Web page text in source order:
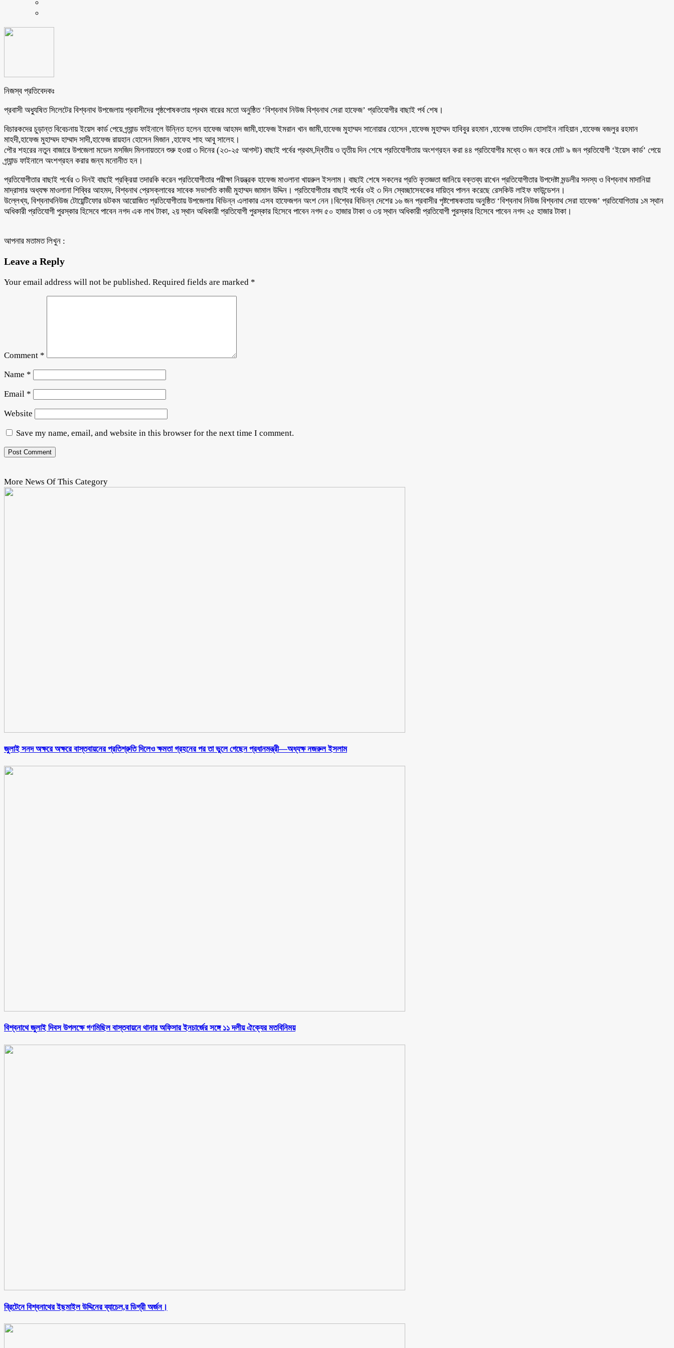
নিজস্ব প্রতিবেদকঃ
প্রবাসী অধ্যুষিত সিলেটের বিশ্বনাথ উপজেলায় প্রবাসীদের পৃষ্ঠপোষকতায় প্রথম বারের মতো অনুষ্ঠিত ‘বিশ্বনাথ নিউজ বিশ্বনাথ সেরা হাফেজ’ প্রতিযোগীর বাছাই পর্ব শেষ।
বিচারকদের চুড়ান্ত বিবেচনায় ইয়েস কার্ড পেয়ে গ্র্যান্ড ফাইনালে উন্নিত হলেন হাফেজ আহমদ জামী,হাফেজ ইমরান খান জামী,হাফেজ মুহাম্মদ সানোয়ার হোসেন ,হাফেজ মুহাম্মদ হাবিবুর রহমান ,হাফেজ তাহমিদ হোসাইন নাহিয়ান ,হাফেজ বজলুর রহমান
মাহদী,হাফেজ মুহাম্মদ হাম্মাদ সাদী,হাফেজ রায়হান হোসেন মিজান ,হাফেহ শাহ আবু সালেহ।
পৌর শহরের নতুন বাজারে উপজেলা মডেল মসজিদ মিলনায়তনে শুরু হওয়া ৩ দিনের (২৩-২৫ আগস্ট) বাছাই পর্বের প্রথম,দ্বিতীয় ও তৃতীয় দিন শেষে প্রতিযোগীতায় অংশগ্রহন করা ৪৪ প্রতিযোগীর মধ্যে ৩ জন করে মোট ৯ জন প্রতিযোগী ‘ইয়েস কার্ড’ পেয়ে
গ্র্যান্ড ফাইনালে অংশগ্রহন করার জন্য মনোনীত হন।
প্রতিযোগীতার বাছাই পর্বের ৩ দিনই বাছাই প্রক্রিয়া তদারকি করেন প্রতিযোগীতার পরীক্ষা নিয়ন্ত্রক হাফেজ মাওলানা খায়রুল ইসলাম। বাছাই শেষে সকলের প্রতি কৃতজ্ঞতা জানিয়ে বক্তব্য রাখেন প্রতিযোগীতার উপদেষ্টা মন্ডলীর সদস্য ও বিশ্বনাথ মাদানিয়া
মাদ্রাসার অধ্যক্ষ মাওলানা শিব্বির আহমদ, বিশ্বনাথ প্রেসক্লাবের সাবেক সভাপতি কাজী মুহাম্মদ জামাল উদ্দিন। প্রতিযোগীতার বাছাই পর্বের ওই ৩ দিন স্বেচ্ছাসেবকের দায়িত্ব পালন করেছে রেসকিউ লাইফ ফাউন্ডেশন।
উল্লেখ্য, বিশ্বনাথনিউজ টোয়েন্টিফোর ডটকম আয়োজিত প্রতিযোগীতায় উপজেলার বিভিন্ন এলাকার এসব হাফেজগন অংশ নেন।বিশ্বের বিভিন্ন দেশের ১৬ জন প্রবাসীর পৃষ্টপোষকতায় অনুষ্ঠিত ‘বিশ্বনাথ নিউজ বিশ্বনাথ সেরা হাফেজ’ প্রতিযোগিতার ১ম স্থান
অধিকারী প্রতিযোগী পুরস্কার হিসেবে পাবেন নগদ এক লাখ টাকা, ২য় স্থান অধিকারী প্রতিযোগী পুরস্কার হিসেবে পাবেন নগদ ৫০ হাজার টাকা ও ৩য় স্থান অধিকারী প্রতিযোগী পুরস্কার হিসেবে পাবেন নগদ ২৫ হাজার টাকা।
আপনার মতামত লিখুন :
Leave a Reply
Your email address will not be published. Required fields are marked *
Comment *
Name *
Email *
Website
Save my name, email, and website in this browser for the next time I comment.
More News Of This Category
জুলাই সনদ অক্ষরে অক্ষরে বাস্তবায়নের প্রতিশ্রুতি দিলেও ক্ষমতা গ্রহনের পর তা ভুলে গেছেন প্রধানমন্ত্রী—অধ্যক্ষ নজরুল ইসলাম
বিশ্বনাথে জুলাই দিবস উপলক্ষে গণমিছিল বাস্তবায়নে থানার অফিসার ইনচার্জের সঙ্গে ১১ দলীয় ঐক্যের মতবিনিময়
ব্রিটেনে বিশ্বনাথের ইছমাইল উদ্দিনের ব্যাচেল,র ডিগ্রী অর্জন।